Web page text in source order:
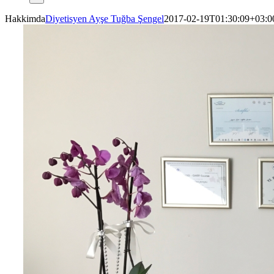
HakkimdaDiyetisyen Ayşe Tuğba Şengel2017-02-